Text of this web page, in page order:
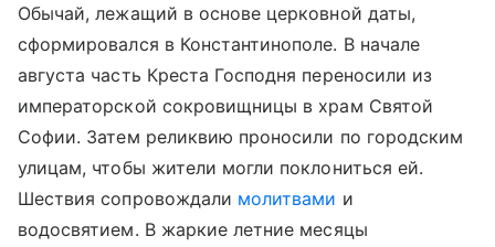
Обычай, лежащий в основе церковной даты,
сформировался в Константинополе. В начале
августа часть Креста Господня переносили из
императорской сокровищницы в храм Святой
Софии. Затем реликвию проносили по городским
улицам, чтобы жители могли поклониться ей.
Шествия сопровождали молитвами и
водосвятием. В жаркие летние месяцы